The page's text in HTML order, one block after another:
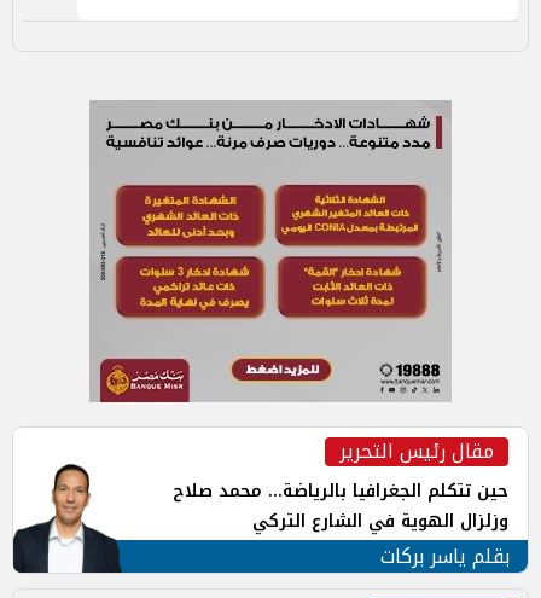
مقال رئيس التحرير
حين تتكلم الجغرافيا بالرياضة... محمد صلاح
وزلزال الهوية في الشارع التركي
بقلم ياسر بركات